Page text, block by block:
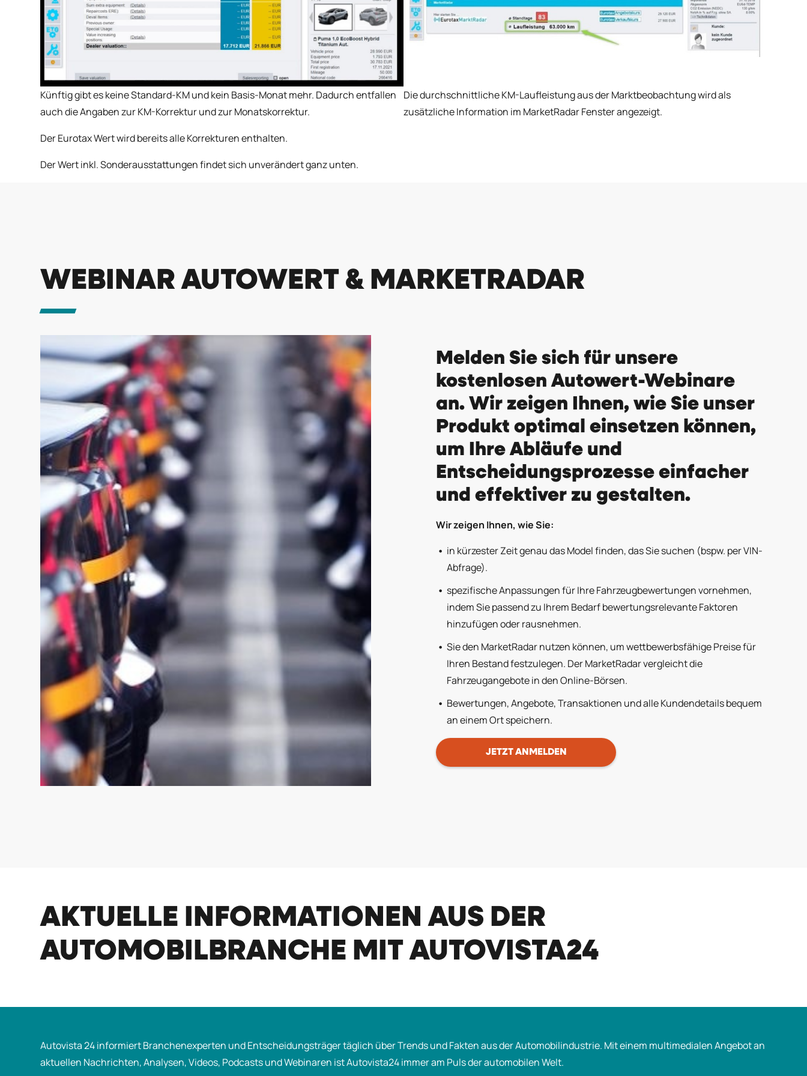
Künftig gibt es keine Standard-KM und kein Basis-Monat mehr. Dadurch entfallen
auch die Angaben zur KM-Korrektur und zur Monatskorrektur.
Der Eurotax Wert wird bereits alle Korrekturen enthalten.
Der Wert inkl. Sonderausstattungen findet sich unverändert ganz unten.
Die durchschnittliche KM-Laufleistung aus der Marktbeobachtung wird als
zusätzliche Information im MarketRadar Fenster angezeigt.
WEBINAR AUTOWERT & MARKETRADAR
Melden Sie sich für unsere
kostenlosen Autowert-Webinare
an. Wir zeigen Ihnen, wie Sie unser
Produkt optimal einsetzen können,
um Ihre Abläufe und
Entscheidungsprozesse einfacher
und effektiver zu gestalten.
Wir zeigen Ihnen, wie Sie:
in kürzester Zeit genau das Model finden, das Sie suchen (bspw. perVIN-
Abfrage).
spezifische Anpassungen für Ihre Fahrzeugbewertungen vornehmen,
indem Sie passend zu Ihrem Bedarf bewertungsrelevante Faktoren
hinzufügen oder rausnehmen.
Sie den MarketRadarnutzen können, um wettbewerbsfähige Preise für
Ihren Bestand festzulegen. DerMarketRadarvergleicht die
Fahrzeugangebote in den Online-Börsen.
Bewertungen, Angebote, Transaktionen und alle Kundendetails bequem
an einem Ort speichern.
JETZT ANMELDEN
AKTUELLE INFORMATIONEN AUS DER
AUTOMOBILBRANCHE MIT AUTOVISTA24
Autovista 24 informiert Branchenexperten und Entscheidungsträger täglich über Trends und Fakten aus der Automobilindustrie. Mit einem multimedialen Angebot an
aktuellen Nachrichten, Analysen, Videos, Podcasts und Webinaren ist Autovista24 immer am Puls der automobilen Welt.